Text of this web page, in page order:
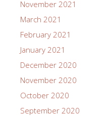
November 2021
March 2021
February 2021
January 2021
December 2020
November 2020
October 2020
September 2020